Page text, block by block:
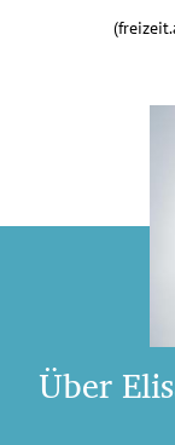
Über